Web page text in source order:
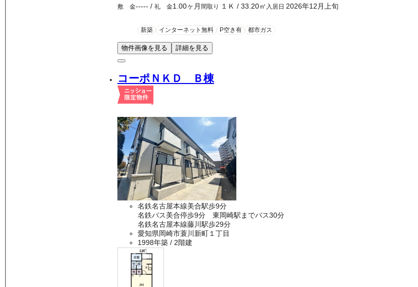
敷 金----- / 礼 金1.00ヶ月 間取り １Ｋ / 33.20㎡ 入居日 2026年12月上旬
新築 インターネット無料 P空き有 都市ガス
物件画像を見る 詳細を見る
コーポＮＫＤ Ｂ棟
名鉄名古屋本線美合駅歩9分
名鉄バス美合停歩9分 東岡崎駅までバス30分
名鉄名古屋本線藤川駅歩29分
愛知県岡崎市蓑川新町１丁目
1998年築 / 2階建